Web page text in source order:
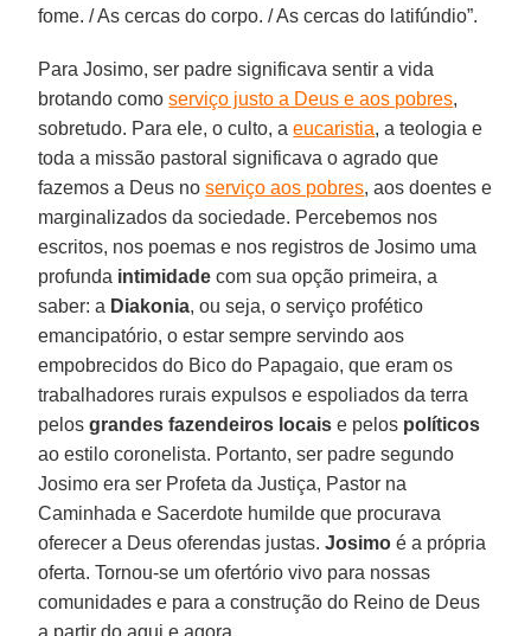
fome. / As cercas do corpo. / As cercas do latifúndio”.
Para Josimo, ser padre significava sentir a vida
brotando comoserviço justo a Deus e aos pobres,
sobretudo. Para ele, o culto, aeucaristia, a teologia e
toda a missão pastoral significava o agrado que
fazemos a Deus noserviço aos pobres, aos doentes e
marginalizados da sociedade. Percebemos nos
escritos, nos poemas e nos registros de Josimo uma
profunda intimidade com sua opção primeira, a
saber: a Diakonia, ou seja, o serviço profético
emancipatório, o estar sempre servindo aos
empobrecidos do Bico do Papagaio, que eram os
trabalhadores rurais expulsos e espoliados da terra
pelosgrandes fazendeiros locais e pelos políticos
ao estilo coronelista. Portanto, ser padre segundo
Josimo era ser Profeta da Justiça, Pastor na
Caminhada e Sacerdote humilde que procurava
oferecer a Deus oferendas justas.Josimo é a própria
oferta. Tornou-se um ofertório vivo para nossas
comunidades e para a construção do Reino de Deus
a partir do aqui e agora.